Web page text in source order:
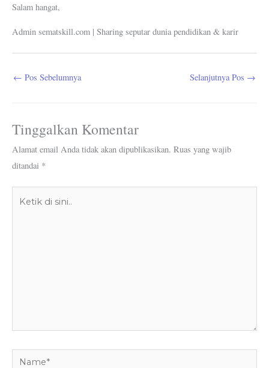
Salam hangat,
Admin sematskill.com | Sharing seputar dunia pendidikan & karir
← Pos Sebelumnya Selanjutnya Pos →
Tinggalkan Komentar
Alamat email Anda tidak akan dipublikasikan. Ruas yang wajib
ditandai *
Name*